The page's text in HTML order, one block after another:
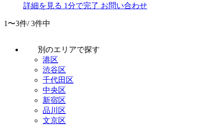
詳細を見る 1分で完了 お問い合わせ
1〜3件/3件中
別のエリアで探す
港区
渋谷区
千代田区
中央区
新宿区
品川区
文京区